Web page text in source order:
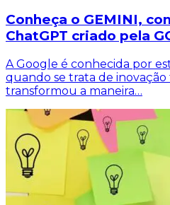
Conheça o GEMINI,
ChatGPT criado pela
A Google é conhecida por
quando se trata de inovação
transformou a maneira…